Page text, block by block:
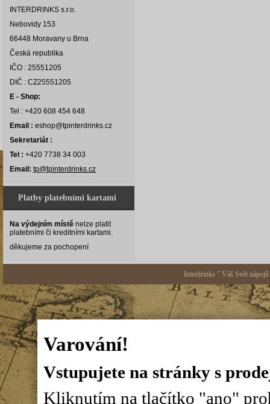
INTERDRINKS s.r.o.
Nebovidy 153
66448 Moravany u Brna
Česká republika
IČO : 25551205
DIČ : CZ25551205
E - Shop:
Tel : +420 608 454 648
Email : eshop@tpinterdrinks.cz
Sekretariát :
Tel : +420 7738 34 003
Email: tp@tpinterdrinks.cz
Platby platebními kartami
Na výdejním místě nelze platit
platebními či kreditními kartami.
děkujeme za pochopení
Interdrinks " Váš Svět
Varování!
Vstupujete na stránky s
Kliknutím na tlačítko "ano"